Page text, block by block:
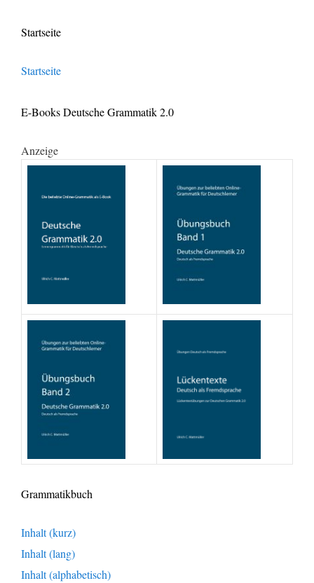
Startseite
Startseite
E-Books Deutsche Grammatik 2.0
Anzeige
Grammatikbuch
Inhalt (kurz)
Inhalt (lang)
Inhalt (alphabetisch)